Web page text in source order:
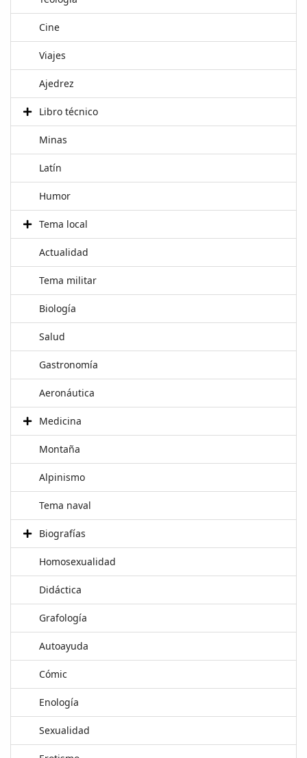
Cine
Viajes
Ajedrez
Libro técnico
Minas
Latín
Humor
Tema local
Actualidad
Tema militar
Biología
Salud
Gastronomía
Aeronáutica
Medicina
Montaña
Alpinismo
Tema naval
Biografías
Homosexualidad
Didáctica
Grafología
Autoayuda
Cómic
Enología
Sexualidad